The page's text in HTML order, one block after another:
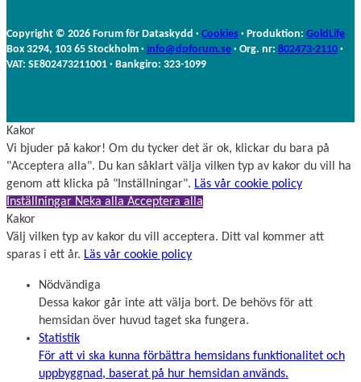
a
m
n
Copyright © 2026 Forum för Dataskydd · Cookies · Produktion: GoldLife
Box 3294, 103 65 Stockholm · info@dpforum.se · Org. nr: 802473-2110 ·
VAT: SE802473211001 · Bankgiro: 323-1099
Kakor
Vi bjuder på kakor! Om du tycker det är ok, klickar du bara på
"Acceptera alla". Du kan såklart välja vilken typ av kakor du vill ha
genom att klicka på "Inställningar". Läs vår cookie policy
Inställningar Neka alla Acceptera alla
Kakor
Välj vilken typ av kakor du vill acceptera. Ditt val kommer att
sparas i ett år. Läs vår cookie policy
Nödvändiga
Dessa kakor går inte att välja bort. De behövs för att
hemsidan över huvud taget ska fungera.
Statistik
För att vi ska kunna förbättra hemsidans funktionalitet och
uppbyggnad, baserat på hur hemsidan används.